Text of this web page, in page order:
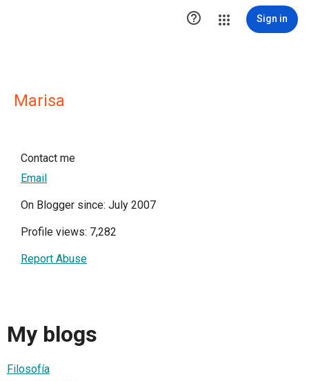
 Sign in
Marisa
Contact me
Email
On Blogger since: July 2007
Profile views: 7,282
Report Abuse
My blogs
Filosofía